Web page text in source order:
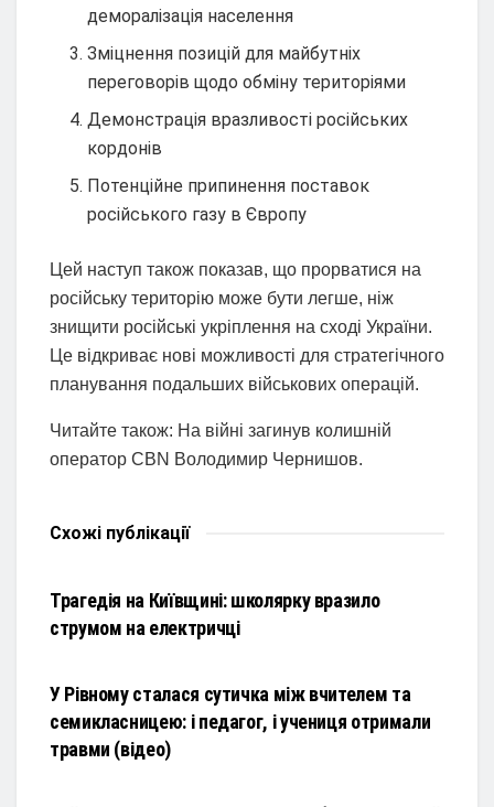
деморалізація населення
Зміцнення позицій для майбутніх
переговорів щодо обміну територіями
Демонстрація вразливості російських
кордонів
Потенційне припинення поставок
російського газу в Європу
Цей наступ також показав, що прорватися на
російську територію може бути легше, ніж
знищити російські укріплення на сході України.
Це відкриває нові можливості для стратегічного
планування подальших військових операцій.
Читайте також: На війні загинув колишній
оператор CBN Володимир Чернишов.
Схожі публікації
Трагедія на Київщині: школярку вразило
струмом на електричці
У Рівному сталася сутичка між вчителем та
семикласницею: і педагог, і учениця отримали
травми (відео)